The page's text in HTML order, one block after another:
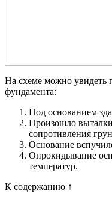
На схеме можно увидеть
фундамента:
Под основанием
Произошло
сопротивления
Основание
Опрокидывание
температур.
К содержанию ↑